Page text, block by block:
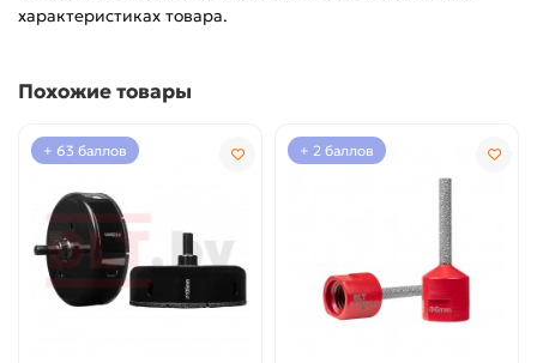
характеристиках товара.
Похожие товары
+ 63 баллов + 2 баллов